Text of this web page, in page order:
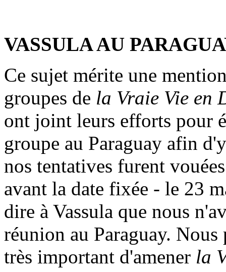
VASSULA AU
Ce sujet mérite une
groupes de la Vraie Vie en
ont joint leurs efforts pour
groupe au Paraguay afin
nos tentatives furent
avant la date fixée - le 23
dire à Vassula que nous
réunion au Paraguay.
très important d'amener la